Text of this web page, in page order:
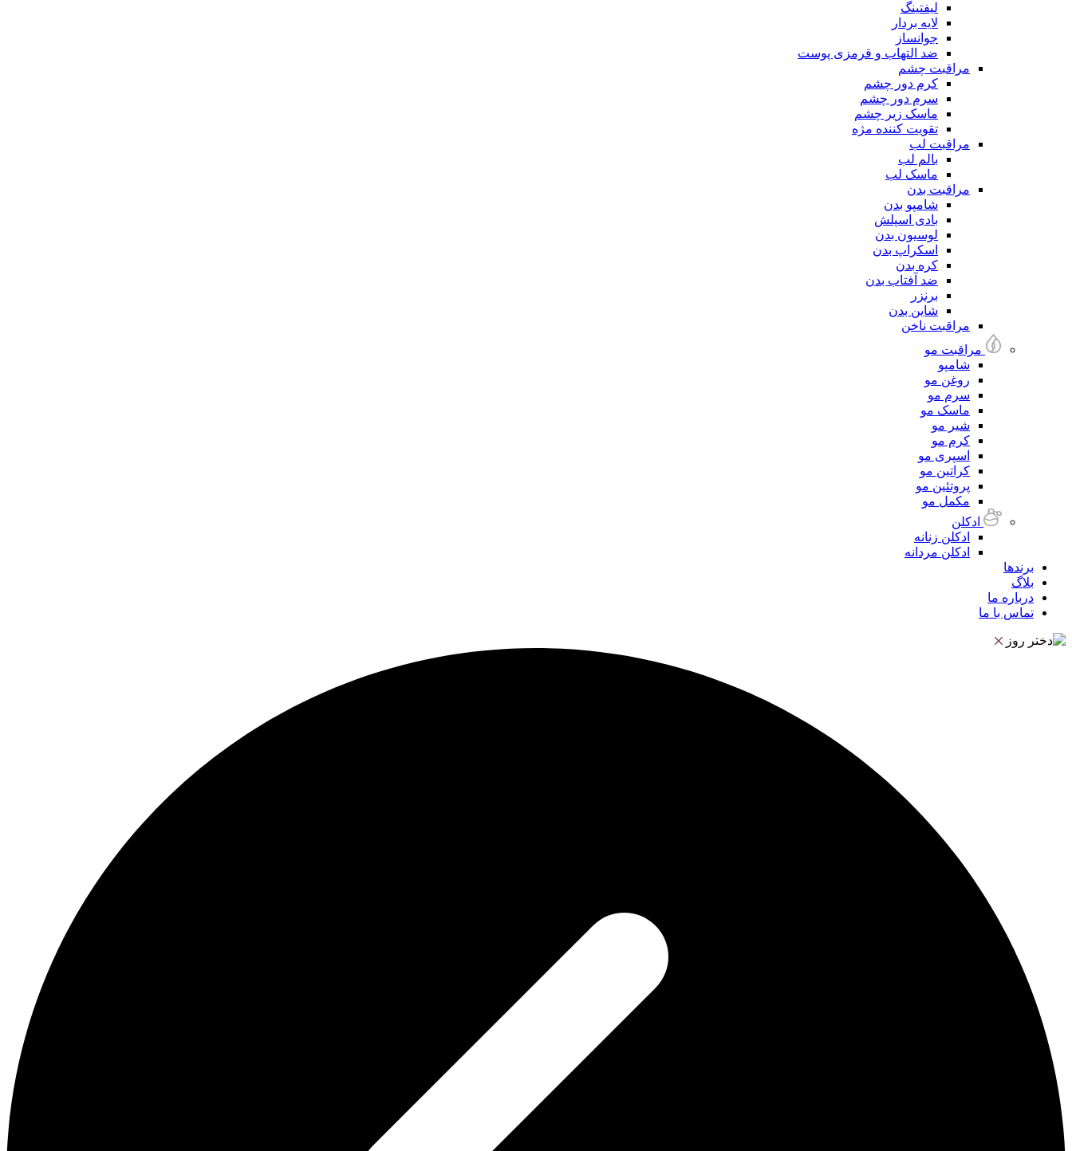
لیفتینگ
لایه بردار
جوانساز
ضد التهاب و قرمزی پوست
مراقبت چشم
کرم دور چشم
سرم دور چشم
ماسک زیر چشم
تقویت کننده مژه
مراقبت لب
بالم لب
ماسک لب
مراقبت بدن
شامپو بدن
بادی اسپلش
لوسیون بدن
اسکراپ بدن
کره بدن
ضد آفتاب بدن
برنزر
شاین بدن
مراقبت ناخن
مراقبت مو
شامپو
روغن مو
سرم مو
ماسک مو
شیر مو
کرم مو
اسپری مو
کراتین مو
پروتئین مو
مکمل مو
ادکلن
ادکلن زنانه
ادکلن مردانه
برندها
بلاگ
درباره ما
تماس با ما